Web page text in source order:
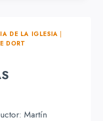
DE LA IGLESIA
DORT
Martín